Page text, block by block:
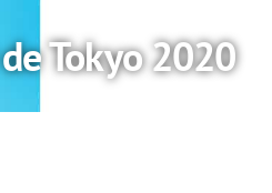
Tokyo 2020